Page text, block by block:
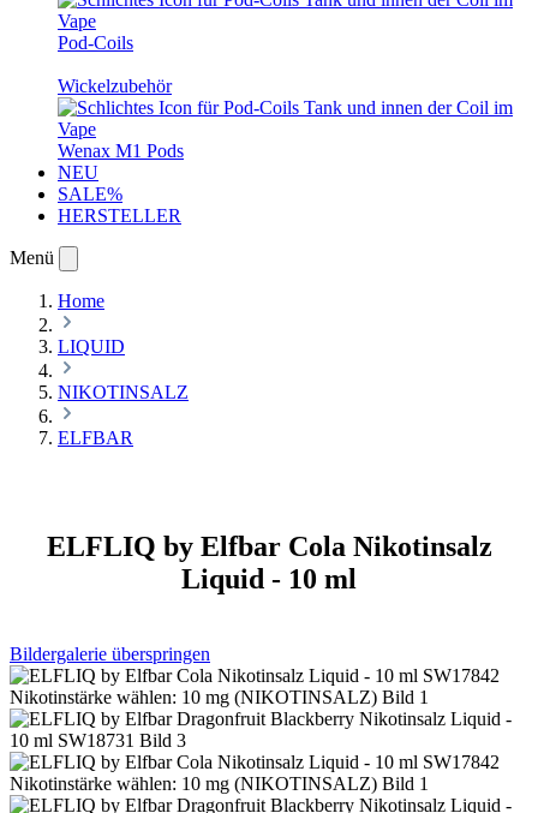
Pod-Coils
Wickelzubehör
Wenax M1 Pods
NEU
SALE%
Home
LIQUID
NIKOTINSALZ
ELFLIQ by Elfbar Cola Nikotinsalz
Liquid - 10 ml
Bildergalerie überspringen